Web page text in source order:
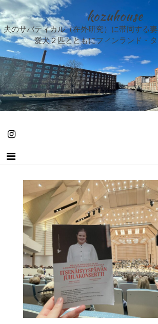
kozuhouse
夫のサバティカル（在外研究）に帯同する妻
愛犬２匹とともにフィンランド・タ